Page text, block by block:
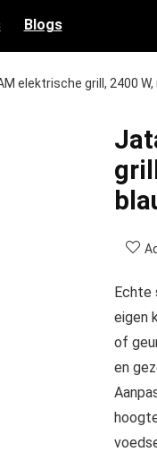
Blogs
elektrische grill, 2400
Echte
eigen
of
en